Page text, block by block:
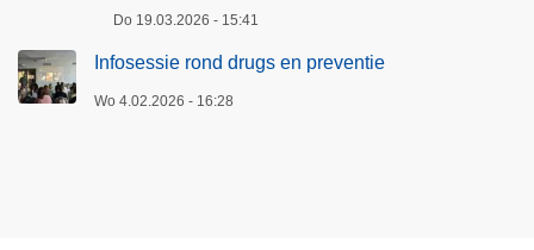
Do 19.03.2026 - 15:41
Infosessie rond drugs en preventie
Wo 4.02.2026 - 16:28